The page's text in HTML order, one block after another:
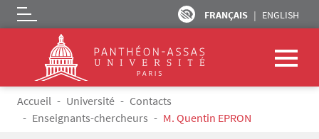
Aller au contenu principal
FRANÇAIS ENGLISH
Logo
Fil d'Ariane
Accueil Université
Contacts
Enseignants-chercheurs
M. Quentin EPRON